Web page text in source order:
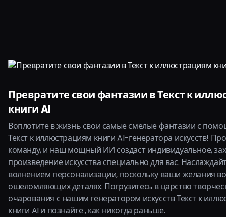
Превратите свои фантазии в Текст к
книги AI
Воплотите в жизнь свои самые смелые фантазии с
Текст к иллюстрациям книги AI-генератора искусств!
команду, и наш мощный ИИ создаст индивидуальное,
произведение искусства специально для вас.
волнением персонализации, поскольку ваши желания
ошеломляющих деталях. Погрузитесь в царство
очарования с нашим генератором искусств Текст к
книги AI и познайте , как никогда раньше.